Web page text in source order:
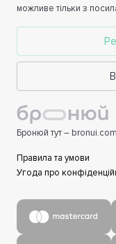
можливе тільки з
Бронюй тут –
Правила та умови
Угода про